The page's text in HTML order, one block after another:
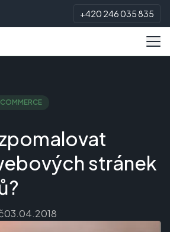
+420 246 035 835
stránek
03.04.2018